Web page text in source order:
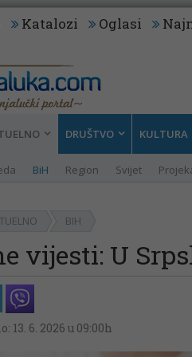
Katalozi Oglasi
BiH Region Svijet
DRUŠTVO KULTURA
BIH
vijesti: U
13. 6. 2026 u 09:00h